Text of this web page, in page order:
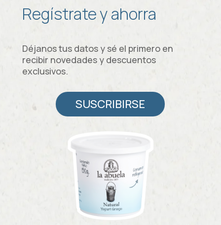
Regístrate y ahorra
Déjanos tus datos y sé el primero en
recibir novedades y descuentos
exclusivos.
SUSCRIBIRSE